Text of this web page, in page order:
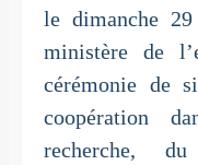
le dimanche
ministère de
cérémonie de
coopération
recherche,